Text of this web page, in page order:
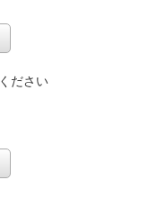
ださい